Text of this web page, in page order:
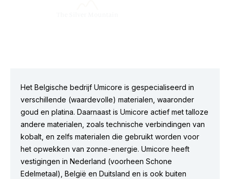
Het Belgische bedrijf Umicore is gespecialiseerd in
verschillende (waardevolle) materialen, waaronder
goud en platina. Daarnaast is Umicore actief met talloze
andere materialen, zoals technische verbindingen van
kobalt, en zelfs materialen die gebruikt worden voor
het opwekken van zonne-energie. Umicore heeft
vestigingen in Nederland (voorheen Schone
Edelmetaal), België en Duitsland en is ook buiten